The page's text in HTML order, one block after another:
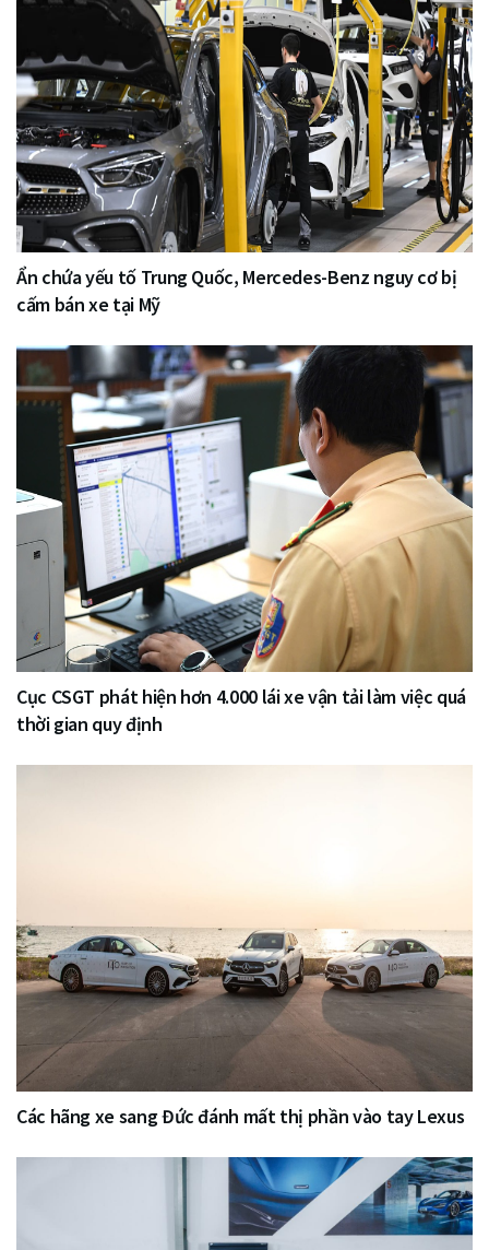
Ẩn chứa yếu tố Trung Quốc, Mercedes-Benz nguy cơ bị
cấm bán xe tại Mỹ
Cục CSGT phát hiện hơn 4.000 lái xe vận tải làm việc quá
thời gian quy định
Các hãng xe sang Đức đánh mất thị phần vào tay Lexus